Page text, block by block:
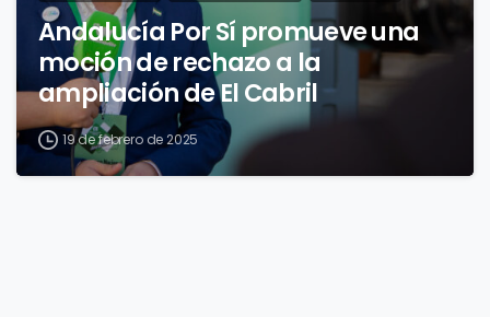
Andalucía Por Sí promueve una
moción de rechazo a la
ampliación de El Cabril
19 de febrero de 2025